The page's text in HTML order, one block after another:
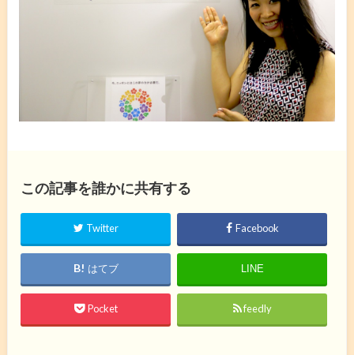
この記事を誰かに共有する
Twitter Facebook
はてブ LINE
Pocket feedly